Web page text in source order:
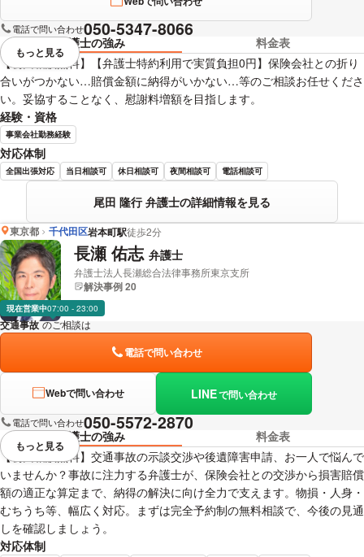
電話で問い合わせ050-5347-8066
弁護士の強み
料金表
【初回相談無料】【弁護士特約利用で実質負担0円】保険会社との折り
合いがつかない…賠償金額に納得がいかない…等のご相談お任せくださ
い。妥協することなく、慰謝料増額を目指します。
経験・資格
事業会社勤務経験
対応体制
全国出張対応 当日相談可 休日相談可 夜間相談可 電話相談可
尾田 隆行 弁護士の詳細情報を見る
視覚的に省略されている要素を
もっと見る
東京都 千代田区岩本町駅徒歩2分
長瀬 佑志 弁護士
弁護士法人長瀬総合法律事務所東京支所
解決事例 20
現在営業中07:00 - 23:00
交通事故 のご相談は
電話で問い合わせ
Webで問い合わせ LINEで問い合わせ
電話で問い合わせ050-5572-2870
弁護士の強み
料金表
【初回相談無料】交通事故の示談交渉や後遺障害申請、お一人で悩んで
いませんか？事故に注力する弁護士が、保険会社との交渉から損害賠償
額の適正な算定まで、納得の解決に向け全力で支えます。物損・人身・
むちうち等、幅広く対応。まずは完全予約制の無料相談で、今後の見通
しを確認しましょう。
対応体制
視覚的に省略されている要素を
もっと見る